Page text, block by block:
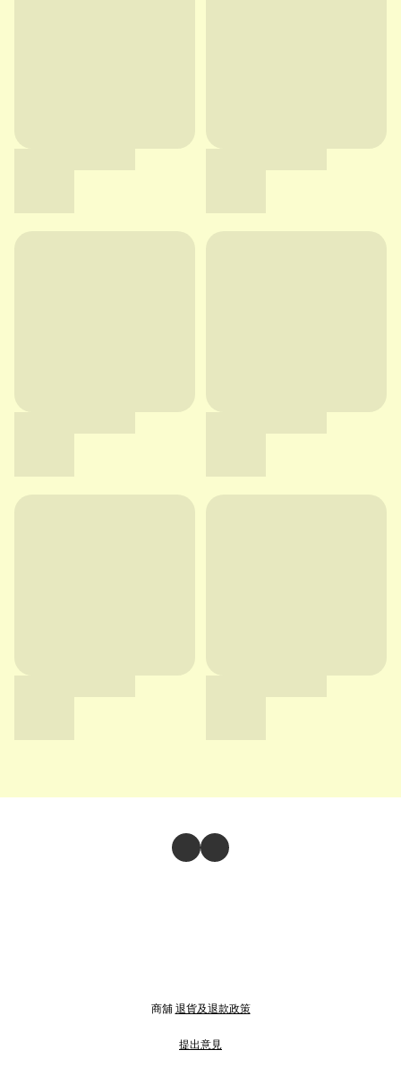
商舖 退貨及退款政策
提出意見